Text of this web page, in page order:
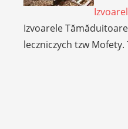
Izvoarele
leczniczych tzw